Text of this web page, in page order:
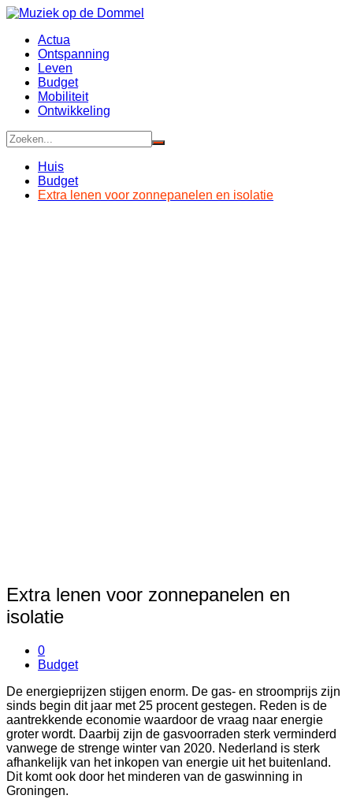
Ga
inhoud
Actua
Ontspanning
Leven
Budget
Mobiliteit
Ontwikkeling
Huis
Budget
Extra lenen voor zonnepanelen en isolatie
Extra lenen voor zonnepanelen en
isolatie
0
Budget
De energieprijzen stijgen enorm. De gas- en stroomprijs zijn
sinds begin dit jaar met 25 procent gestegen. Reden is de
aantrekkende economie waardoor de vraag naar energie
groter wordt. Daarbij zijn de gasvoorraden sterk verminderd
vanwege de strenge winter van 2020. Nederland is sterk
afhankelijk van het inkopen van energie uit het buitenland.
Dit komt ook door het minderen van de gaswinning in
Groningen.